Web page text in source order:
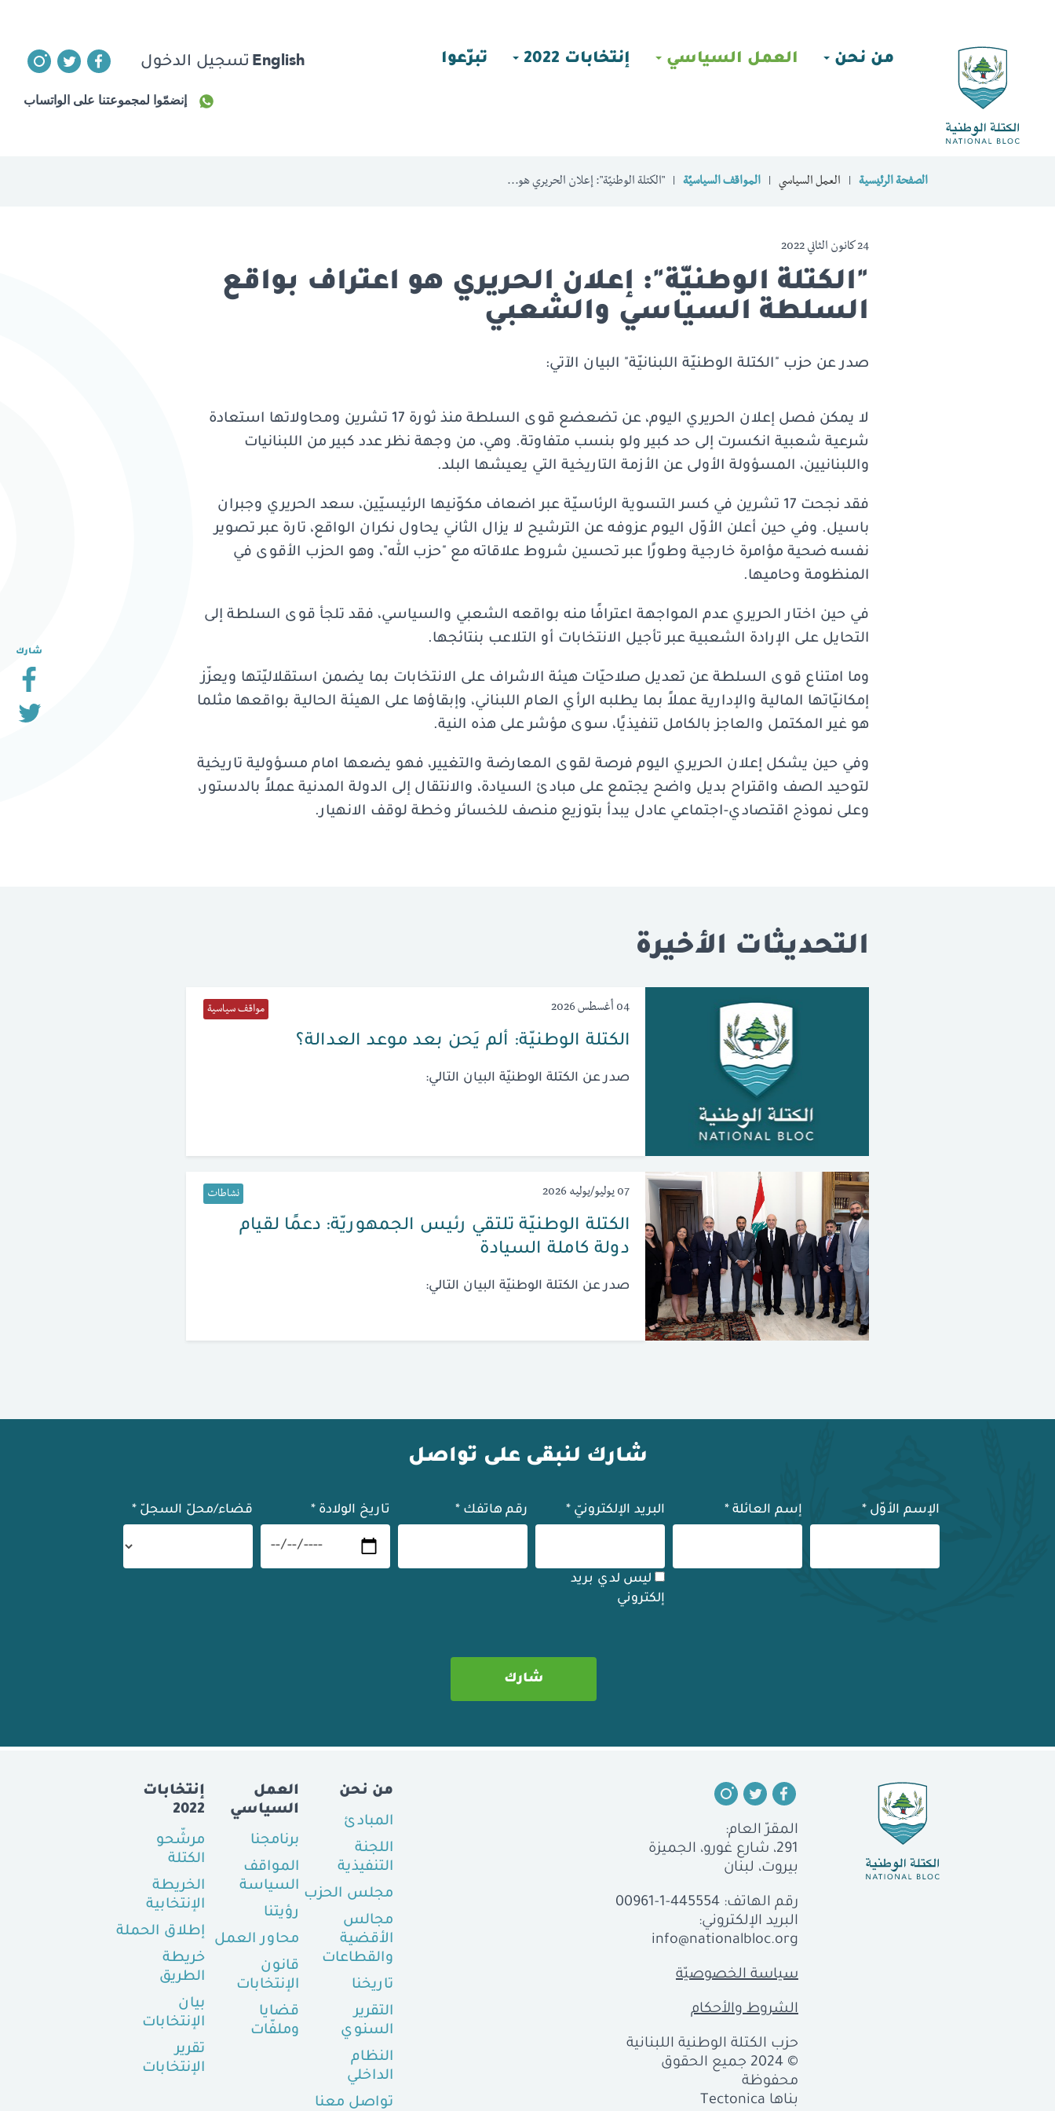
English تسجيل الدخول
إنضمّوا لمجموعتنا على الواتساب
تبرّعوا إنتخابات 2022 العمل السياسي من نحن
شارك
الصفحة الرئيسية العمل السياسي المواقف السياسيّة "الكتلة الوطنيّة": إعلان الحريري هو...
24 كانون الثاني 2022
"الكتلة الوطنيّة": إعلان الحريري هو اعتراف بواقع
السلطة السياسي والشعبي
صدر عن حزب "الكتلة الوطنيّة اللبنانيّة" البيان الآتي:
لا يمكن فصل إعلان الحريري اليوم، عن تضعضع قوى السلطة منذ ثورة 17 تشرين ومحاولاتها استعادة
شرعية شعبية انكسرت إلى حد كبير ولو بنسب متفاوتة. وهي، من وجهة نظر عدد كبير من اللبنانيات
واللبنانيين، المسؤولة الأولى عن الأزمة التاريخية التي يعيشها البلد.
فقد نجحت 17 تشرين في كسر التسوية الرئاسيّة عبر اضعاف مكوّنيها الرئيسيّين، سعد الحريري وجبران
باسيل. وفي حين أعلن الأوّل اليوم عزوفه عن الترشيح لا يزال الثاني يحاول نكران الواقع، تارة عبر تصوير
نفسه ضحية مؤامرة خارجية وطورًا عبر تحسين شروط علاقاته مع "حزب الله"، وهو الحزب الأقوى في
المنظومة وحاميها.
في حين اختار الحريري عدم المواجهة اعترافًا منه بواقعه الشعبي والسياسي، فقد تلجأ قوى السلطة إلى
التحايل على الإرادة الشعبية عبر تأجيل الانتخابات أو التلاعب بنتائجها.
وما امتناع قوى السلطة عن تعديل صلاحيّات هيئة الاشراف على الانتخابات بما يضمن استقلاليّتها ويعزّز
إمكانيّاتها المالية والإدارية عملاً بما يطلبه الرأي العام اللبناني، وإبقاؤها على الهيئة الحالية بواقعها مثلما
هو غير المكتمل والعاجز بالكامل تنفيذيًا، سوى مؤشر على هذه النية.
وفي حين يشكل إعلان الحريري اليوم فرصة لقوى المعارضة والتغيير، فهو يضعها امام مسؤولية تاريخية
لتوحيد الصف واقتراح بديل واضح يجتمع على مبادئ السيادة، والانتقال إلى الدولة المدنية عملاً بالدستور،
وعلى نموذج اقتصادي-اجتماعي عادل يبدأ بتوزيع منصف للخسائر وخطة لوقف الانهيار.
التحديثات الأخيرة
04 أغسطس 2026 مواقف سياسية
الكتلة الوطنيّة: ألم يَحن بعد موعد العدالة؟
صدر عن الكتلة الوطنيّة البيان التالي:
07 يوليو/يوليه 2026 نشاطات
الكتلة الوطنيّة تلتقي رئيس الجمهوريّة: دعمًا لقيام
دولة كاملة السيادة
صدر عن الكتلة الوطنيّة البيان التالي:
شارك لنبقى على تواصل
الإسم الأوّل * إسم العائلة * البريد الإلكترونيّ *
ليس لدي بريد
إلكتروني
رقم هاتفك * تاريخ الولادة * قضاء/محلّ السجلّ *
إنتخابات
2022
مرشّحو
الكتلة
الخريطة
الإنتخابية
إطلاق الحملة
خريطة
الطريق
بيان
الإنتخابات
تقرير
الإنتخابات
العمل
السياسي
برنامجنا
المواقف
السياسة
رؤيتنا
محاور العمل
قانون
الإنتخابات
قضايا
وملفّات
من نحن
المبادئ
اللجنة
التنفيذية
مجلس الحزب
مجالس
الأقضية
والقطاعات
تاريخنا
التقرير
السنوي
النظام
الداخلي
تواصل معنا
المقرّ العام:
291، شارع غورو، الجميزة
بيروت، لبنان
رقم الهاتف:00961-1-445554
البريد الإلكتروني:
info@nationalbloc.org
سياسة الخصوصيّة
الشروط والأحكام
حزب الكتلة الوطنية اللبنانية
© 2024 جميع الحقوق
محفوظة
بناها Tectonica